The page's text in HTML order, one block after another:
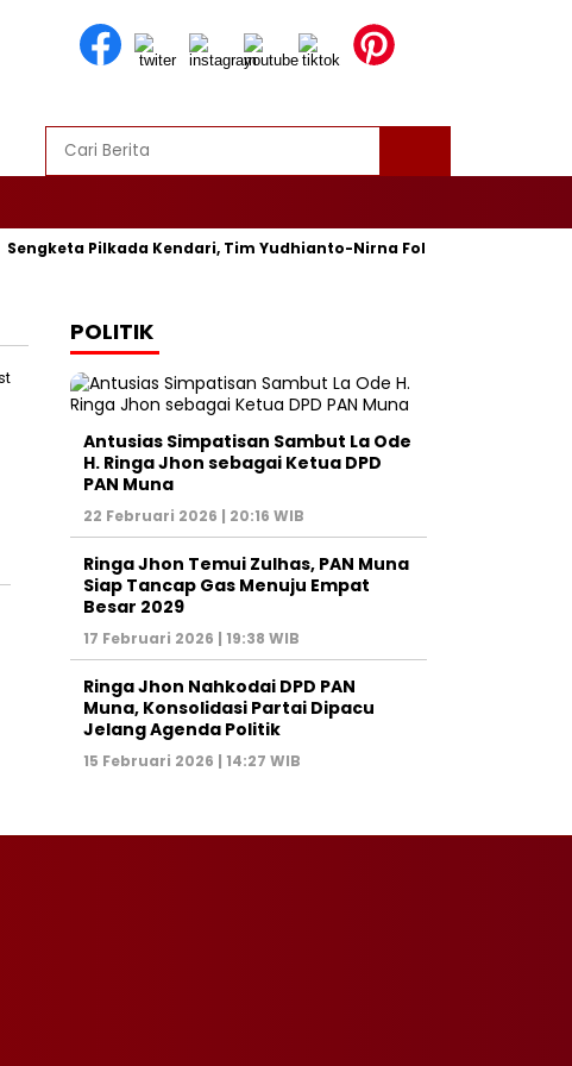
Sengketa Pilkada Kendari, Tim Yudhianto-Nirna Fokus Siapkan Bukti di
POLITIK
Antusias Simpatisan Sambut La Ode
H. Ringa Jhon sebagai Ketua DPD
PAN Muna
22 Februari 2026 | 20:16 WIB
Ringa Jhon Temui Zulhas, PAN Muna
Siap Tancap Gas Menuju Empat
Besar 2029
17 Februari 2026 | 19:38 WIB
Ringa Jhon Nahkodai DPD PAN
Muna, Konsolidasi Partai Dipacu
Jelang Agenda Politik
15 Februari 2026 | 14:27 WIB